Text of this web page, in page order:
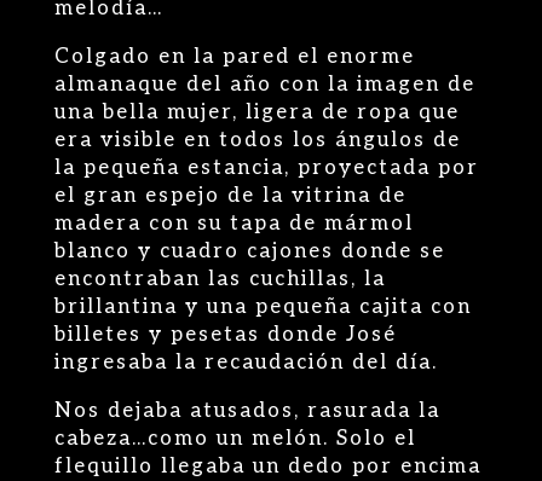
melodía…
Colgado en la pared el enorme
almanaque del año con la imagen de
una bella mujer, ligera de ropa que
era visible en todos los ángulos de
la pequeña estancia, proyectada por
el gran espejo de la vitrina de
madera con su tapa de mármol
blanco y cuadro cajones donde se
encontraban las cuchillas, la
brillantina y una pequeña cajita con
billetes y pesetas donde José
ingresaba la recaudación del día.
Nos dejaba atusados, rasurada la
cabeza…como un melón. Solo el
flequillo llegaba un dedo por encima